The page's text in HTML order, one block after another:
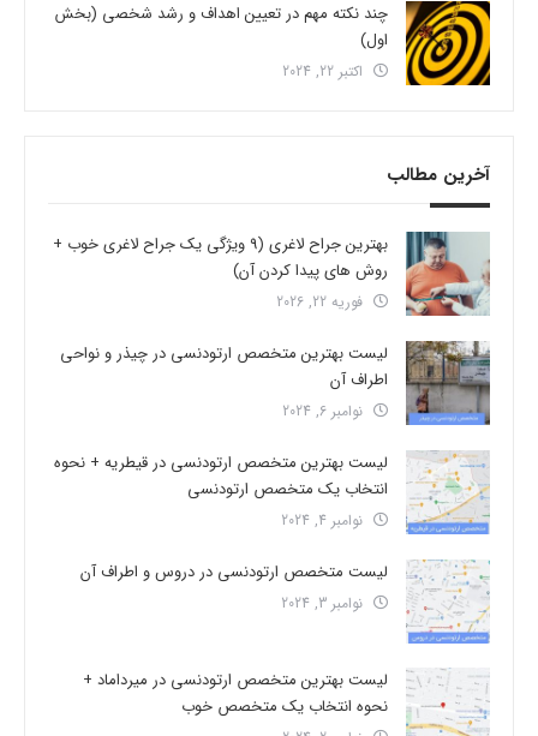
چند نکته مهم در تعیین اهداف و رشد شخصی (بخش
اول)
اکتبر 22, 2024
آخرین مطالب
بهترین جراح لاغری (9 ویژگی یک جراح لاغری خوب +
روش های پیدا کردن آن)
فوریه 22, 2026
لیست بهترین متخصص ارتودنسی در چیذر و نواحی
اطراف آن
نوامبر 6, 2024
لیست بهترین متخصص ارتودنسی در قیطریه + نحوه
انتخاب یک متخصص ارتودنسی
نوامبر 4, 2024
لیست متخصص ارتودنسی در دروس و اطراف آن
نوامبر 3, 2024
لیست بهترین متخصص ارتودنسی در میرداماد +
نحوه انتخاب یک متخصص خوب